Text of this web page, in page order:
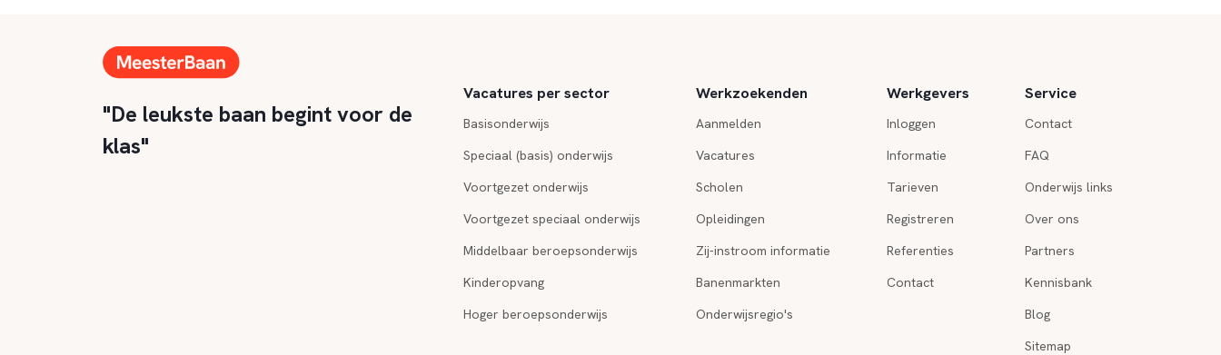
"De leukste baan begint voor de
klas"
Vacatures per sector
Basisonderwijs
Speciaal (basis) onderwijs
Voortgezet onderwijs
Voortgezet speciaal onderwijs
Middelbaar beroepsonderwijs
Kinderopvang
Hoger beroepsonderwijs
Werkzoekenden
Aanmelden
Vacatures
Scholen
Opleidingen
Zij-instroom informatie
Banenmarkten
Onderwijsregio's
Werkgevers
Inloggen
Informatie
Tarieven
Registreren
Referenties
Contact
Service
Contact
FAQ
Onderwijs links
Over ons
Partners
Kennisbank
Blog
Sitemap